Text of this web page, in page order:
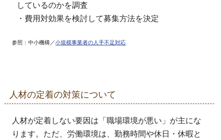
しているのかを調査
・費用対効果を検討して募集方法を決定
参照：中小機構／小規模事業者の人手不足対応
人材の定着の対策について
人材が定着しない要因は「職場環境が悪い」が主にな
ります。ただ、労働環境は、勤務時間や休日・休暇と